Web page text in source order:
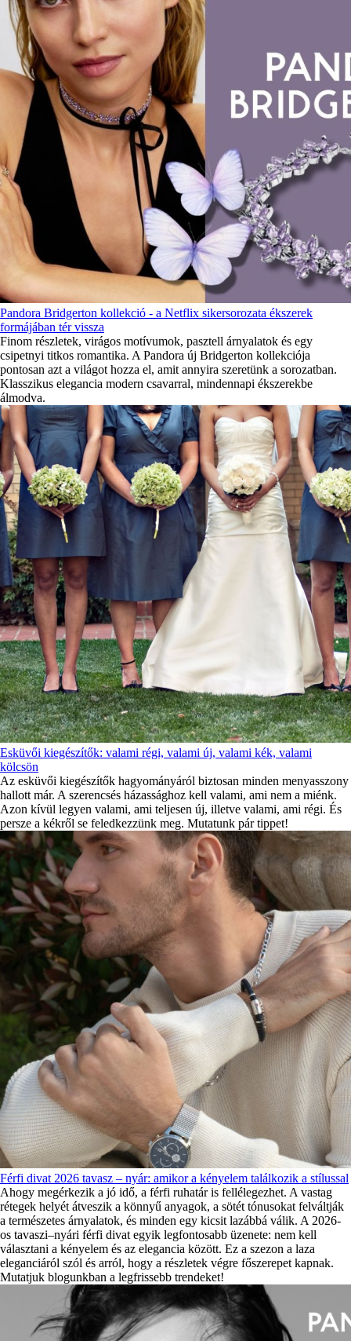
Pandora Bridgerton kollekció - a Netflix sikersorozata ékszerek
formájában tér vissza
Finom részletek, virágos motívumok, pasztell árnyalatok és egy
csipetnyi titkos romantika. A Pandora új Bridgerton kollekciója
pontosan azt a világot hozza el, amit annyira szeretünk a sorozatban.
Klasszikus elegancia modern csavarral, mindennapi ékszerekbe
álmodva.
Esküvői kiegészítők: valami régi, valami új, valami kék, valami
kölcsön
Az esküvői kiegészítők hagyományáról biztosan minden menyasszony
hallott már. A szerencsés házassághoz kell valami, ami nem a miénk.
Azon kívül legyen valami, ami teljesen új, illetve valami, ami régi. És
persze a kékről se feledkezzünk meg. Mutatunk pár tippet!
Férfi divat 2026 tavasz – nyár: amikor a kényelem találkozik a stílussal
Ahogy megérkezik a jó idő, a férfi ruhatár is fellélegezhet. A vastag
rétegek helyét átveszik a könnyű anyagok, a sötét tónusokat felváltják
a természetes árnyalatok, és minden egy kicsit lazábbá válik. A 2026-
os tavaszi–nyári férfi divat egyik legfontosabb üzenete: nem kell
választani a kényelem és az elegancia között. Ez a szezon a laza
eleganciáról szól és arról, hogy a részletek végre főszerepet kapnak.
Mutatjuk blogunkban a legfrissebb trendeket!